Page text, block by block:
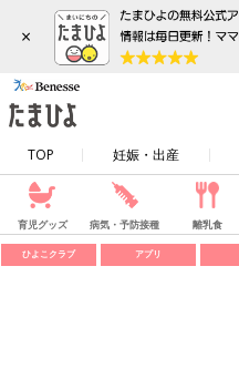
×
TOP 妊娠・出産
育児グッズ 病気・予防接種 離乳食
ひよこクラブ アプリ